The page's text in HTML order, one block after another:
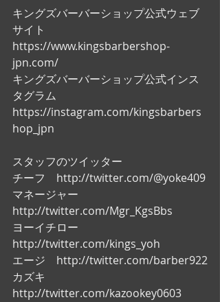
キングズバーバーショップ公式ウェブ
サイト
https://www.kingsbarbershop-
jpn.com/
キングズバーバーショップ公式インス
タグラム
https://instagram.com/kingsbarbers
hop_jpn
スタッフのツイッター
チーフ　http://twitter.com/@yoke409
マネージャー
http://twitter.com/Mgr_KgsBbs
ヨーイチロー
http://twitter.com/kings_yoh
エージ　http://twitter.com/barber922
カズキ
http://twitter.com/kazookey0603